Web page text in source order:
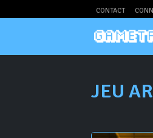
CONTACT
JEU